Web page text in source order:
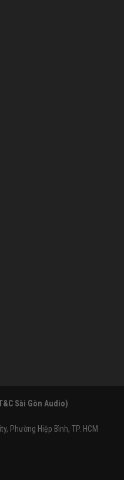
Sài Gòn Audio)
Phường Hiệp Bình, TP. HCM